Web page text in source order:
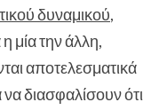
δυναμικού,
μία την άλλη,
αποτελεσματικά
να διασφαλίσουν ότι